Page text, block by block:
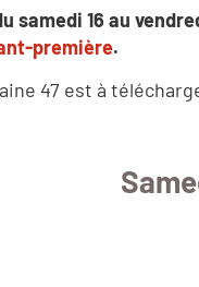
samedi 16 au
première.
47 est à